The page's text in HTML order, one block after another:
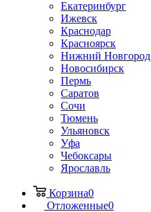
Екатеринбург
Ижевск
Краснодар
Красноярск
Нижний Новгород
Новосибирск
Пермь
Саратов
Сочи
Тюмень
Ульяновск
Уфа
Чебоксары
Ярославль
Корзина0
Отложенные0